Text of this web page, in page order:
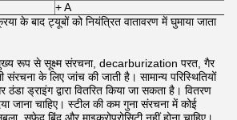
+ A
के बाद ट्यूबों को नियंत्रित वातावरण में घुमाया जाता
रूप से सूक्ष्म संरचना, decarburization परत, गैर
संरचना के लिए जांच की जाती है। सामान्य परिस्थितियों
ठंडा ड्राइंग द्वारा वितरित किया जा सकता है। वितरण
जाना चाहिए। स्टील की कम गुना संरचना में कोई